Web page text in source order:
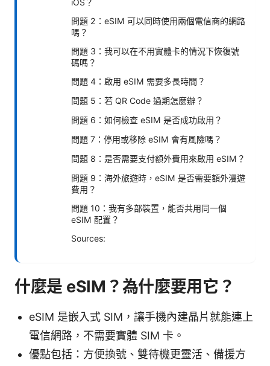
iOS？
問題 2：eSIM 可以同時使用兩個電信商的網路
嗎？
問題 3：我可以在不用實體卡的情況下恢復號
碼嗎？
問題 4：啟用 eSIM 需要多長時間？
問題 5：若 QR Code 過期怎麼辦？
問題 6：如何檢查 eSIM 是否成功啟用？
問題 7：停用或移除 eSIM 會有風險嗎？
問題 8：是否需要支付額外費用來啟用 eSIM？
問題 9：海外旅遊時，eSIM 是否需要額外漫遊
費用？
問題 10：我有多部裝置，能否共用同一個
eSIM 配置？
Sources:
什麼是 eSIM？為什麼要用它？
eSIM 是嵌入式 SIM，讓手機內建晶片就能連上
電信網路，不需要實體 SIM 卡。
優點包括：方便換號、雙待機更靈活、備援方